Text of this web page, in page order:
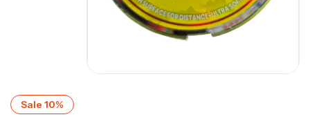
Sale 10%